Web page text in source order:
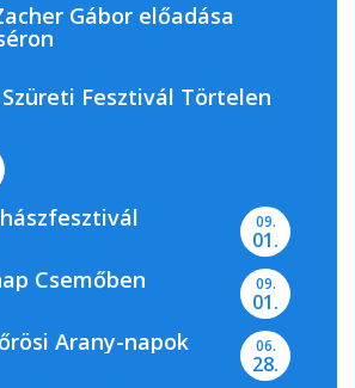
Gábor előadása
Fesztivál Törtelen
09.
01.
Csemőben 09.
01.
Arany-napok 06.
28.